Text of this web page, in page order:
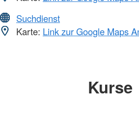
Suchdienst
Karte: Link zur Google Maps
Kurse